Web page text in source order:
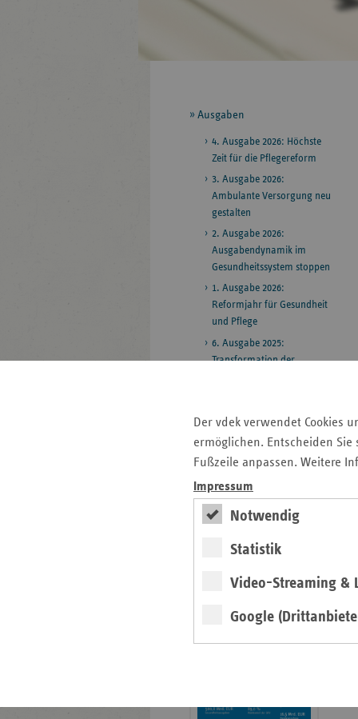
Der vdek verwendet Cookies
ermöglichen. Entscheiden
Fußzeile anpassen. Weitere
Impressum
Notwendig
Statistik
Video-Streaming &
Google
Seitennavigation
Ausgaben
4. Ausgabe 2026: Höchste
Zeit für die Pflegereform
3. Ausgabe 2026:
Ambulante Versorgung neu
gestalten
2. Ausgabe 2026:
Ausgabendynamik im
Gesundheitssystem stoppen
1. Ausgabe 2026:
Reformjahr für Gesundheit
und Pflege
6. Ausgabe 2025:
Transformation der
Archiv
Impressum Magazin
Informationen
erschienen
Broschüre